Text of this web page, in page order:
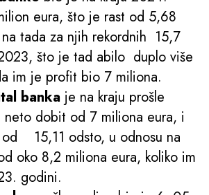
eura, što je rast od 5,68
tada za njih rekordnih 15,7
što je tad abilo duplo više
im je profit bio 7 miliona.
banka je na kraju prošle
neto dobit od 7 miliona eura, i
15,11 odsto, u odnosu na
oko 8,2 miliona eura, koliko im
godini.